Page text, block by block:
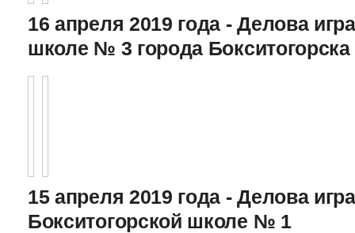
16 апреля 2019 года - Делова
школе № 3 города Бокситогорска
15 апреля 2019 года - Делова
Бокситогорской школе № 1